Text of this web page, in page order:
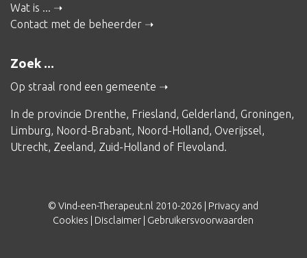
Wat is ...
Contact met de beheerder
Zoek ...
Op straal rond een gemeente
In de provincie Drenthe, Friesland, Gelderland, Groningen,
Limburg, Noord-Brabant, Noord-Holland, Overijssel,
Utrecht, Zeeland, Zuid-Holland of Flevoland.
© Vind-een-Therapeut.nl 2010-2026 | Privacy and
Cookies
Disclaimer Gebruikersvoorwaarden